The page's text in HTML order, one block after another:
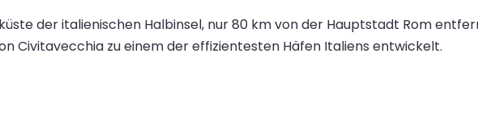
der italienischen Halbinsel, nur 80 km von der Hauptstadt Rom
Civitavecchia zu einem der effizientesten Häfen Italiens entwickelt.